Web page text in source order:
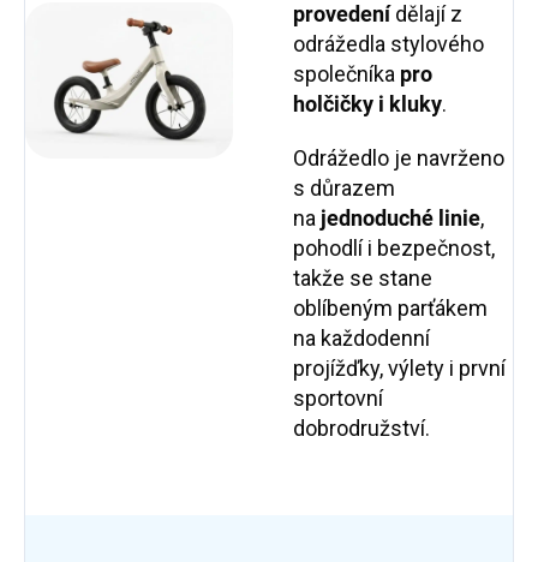
provedenídělají z
odrážedla stylového
společníka pro
holčičky i kluky.
Odrážedlo je navrženo
s důrazem
na jednoduché linie,
pohodlí i bezpečnost,
takže se stane
oblíbeným parťákem
na každodenní
projížďky, výlety i první
sportovní
dobrodružství.